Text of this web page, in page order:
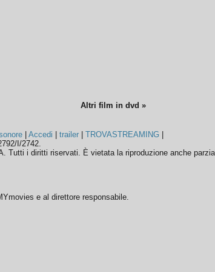
Altri film in dvd »
|Accedi |trailer |TROVASTREAMING
I/2742.
Tutti i diritti riservati. È vietata la riproduzione anche
e al direttore responsabile.